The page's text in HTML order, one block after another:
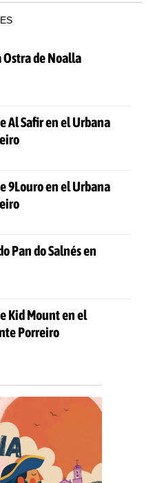
Ostra de Noalla
Al Safir en el Urbana
9Louro en el Urbana
Pan do Salnés en
Kid Mount en el
Porreiro